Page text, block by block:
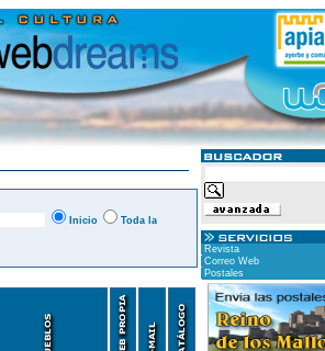
Inicio
Toda la
Revista
Correo Web
Postales